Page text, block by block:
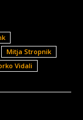
Mitja Stropnik
Vidali